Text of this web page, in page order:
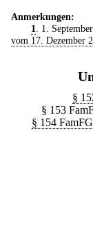
Anmerkungen:
1
. 1.
vom 17. Dezember
§
§ 153
§ 154